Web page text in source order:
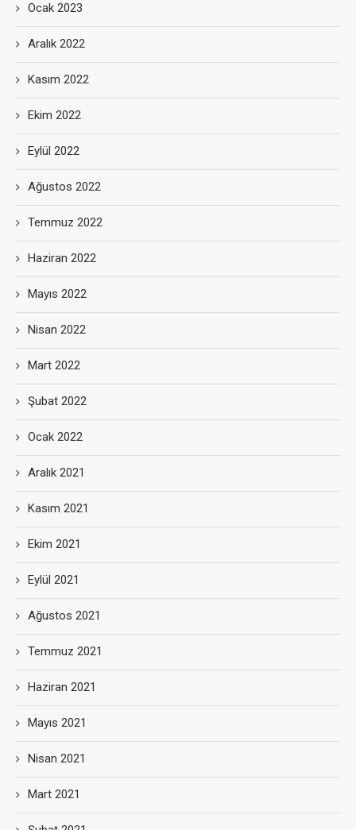
Ocak 2023
Aralık 2022
Kasım 2022
Ekim 2022
Eylül 2022
Ağustos 2022
Temmuz 2022
Haziran 2022
Mayıs 2022
Nisan 2022
Mart 2022
Şubat 2022
Ocak 2022
Aralık 2021
Kasım 2021
Ekim 2021
Eylül 2021
Ağustos 2021
Temmuz 2021
Haziran 2021
Mayıs 2021
Nisan 2021
Mart 2021